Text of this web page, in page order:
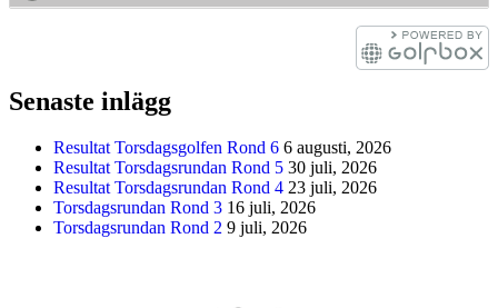
Senaste inlägg
Resultat Torsdagsgolfen Rond 6 6 augusti, 2026
Resultat Torsdagsrundan Rond 5 30 juli, 2026
Resultat Torsdagsrundan Rond 4 23 juli, 2026
Torsdagsrundan Rond 3 16 juli, 2026
Torsdagsrundan Rond 2 9 juli, 2026